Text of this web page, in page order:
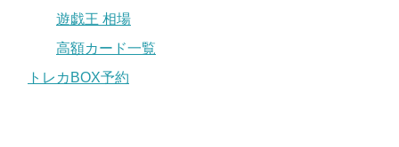
遊戯王 相場
高額カード一覧
トレカBOX予約